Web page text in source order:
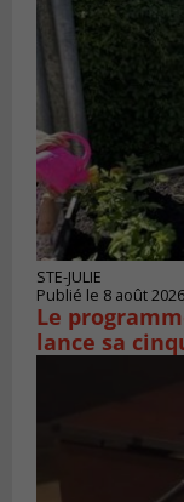
STE-JULIE
Publié le 8 août
Le
lance sa